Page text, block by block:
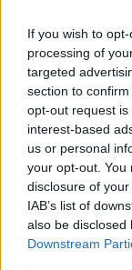
If you wish to
processing of
targeted
section to
opt-out request
interest-based
us or personal
your opt-out. You
disclosure of
IAB’s list of
also be disclosed
Downstream
que
tradicionales.
verse
si quieren
en Europa.
En la calle, la
visceral.
la estética
pero que en
En foros y